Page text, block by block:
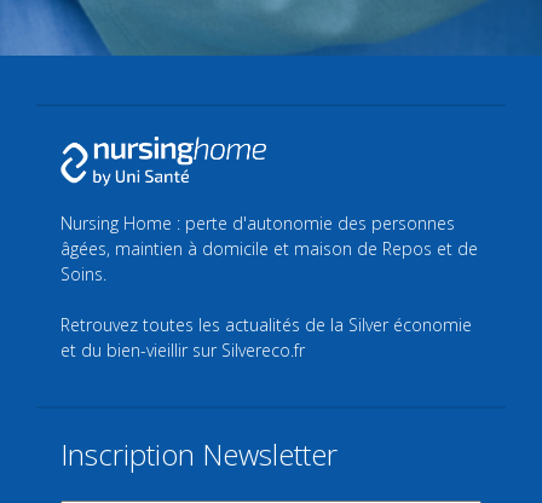
Nursing Home : perte d'autonomie des personnes
âgées, maintien à domicile et maison de Repos et de
Soins.
Retrouvez toutes les actualités de la Silver économie
et du bien-vieillir sur Silvereco.fr
Inscription Newsletter